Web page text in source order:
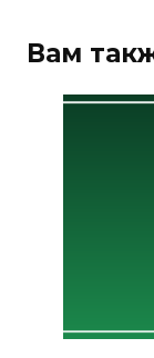
Вам